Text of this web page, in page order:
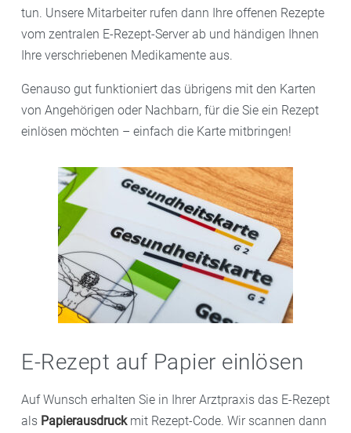
tun. Unsere Mitarbeiter rufen dann Ihre offenen Rezepte
vom zentralen E-Rezept-Server ab und händigen Ihnen
Ihre verschriebenen Medikamente aus.
Genauso gut funktioniert das übrigens mit den Karten
von Angehörigen oder Nachbarn, für die Sie ein Rezept
einlösen möchten – einfach die Karte mitbringen!
E-Rezept auf Papier einlösen
Auf Wunsch erhalten Sie in Ihrer Arztpraxis das E-Rezept
als Papierausdruckmit Rezept-Code. Wir scannen dann